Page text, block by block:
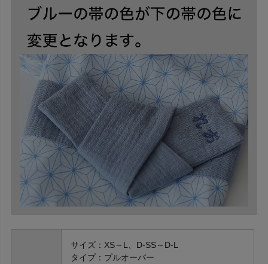
サイズ：XS～L、D-SS～D-L
タイプ：プルオーバー